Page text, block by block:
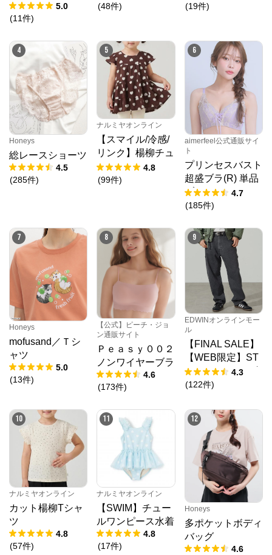
フバックショーツ
5.0
(11件)
(48件) (19件)
4
Honeys
総レースショーツ
4.5
(285件)
5
ナルミヤオンライン
【スマイル/冷感/
リンク】楊柳チュ
ニック
4.8
(99件)
6
aimerfeel公式通販サイ
ト
プリンセスバスト
超盛ブラ(R) 単品
ブラジャー4.7
(185件)
7
Honeys
mofusand／Ｔシ
ャツ
5.0
(13件)
8
【公式】ピーチ・ジョ
ン通販サイト
Ｐｅａｓｙ００２
ノンワイヤーブラ
4.6
(173件)
9
EDWINオンラインモー
ル
【FINAL SALE】
【WEB限定】ST
EPMARK ルーズ
ペインターパンツ
4.3
(122件)
10
ナルミヤオンライン
カット楊柳Tシャ
ツ
4.8
(57件)
11
ナルミヤオンライン
【SWIM】チュー
ルワンピース水着
4.8
(17件)
12
Honeys
多ポケットボディ
バッグ
4.6
SNIDEL（スナイデル）公式サイト
公式ECサイト
※外部サイトが開きます